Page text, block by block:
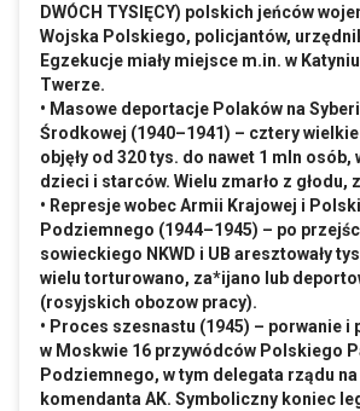
DWÓCH TYSIĘCY) polskich jeńców
Wojska Polskiego, policjantów,
Egzekucje miały miejsce m.in. w
Twerze.
• Masowe deportacje Polaków na
Środkowej (1940–1941) – cztery
objęły od 320 tys. do nawet 1 mln osób,
dzieci i starców. Wielu zmarło z głodu,
• Represje wobec Armii Krajowej i
Podziemnego (1944–1945) – po
sowieckiego NKWD i UB aresztowały
wielu torturowano, za*ijano lub
(rosyjskich obozow pracy).
• Proces szesnastu (1945) – porwanie i
w Moskwie 16 przywódców Polskiego
Podziemnego, w tym delegata rządu
komendanta AK. Symboliczny koniec